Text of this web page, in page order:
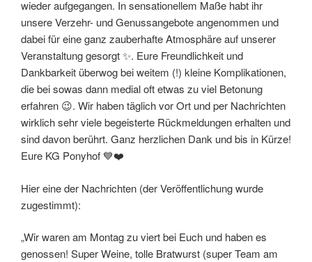
wieder aufgegangen. In sensationellem Maße habt ihr
unsere Verzehr- und Genussangebote angenommen und
dabei für eine ganz zauberhafte Atmosphäre auf unserer
Veranstaltung gesorgt ✨. Eure Freundlichkeit und
Dankbarkeit überwog bei weitem (!) kleine Komplikationen,
die bei sowas dann medial oft etwas zu viel Betonung
erfahren 😉. Wir haben täglich vor Ort und per Nachrichten
wirklich sehr viele begeisterte Rückmeldungen erhalten und
sind davon berührt. Ganz herzlichen Dank und bis in Kürze!
Eure KG Ponyhof 💙❤️
Hier eine der Nachrichten (der Veröffentlichung wurde
zugestimmt):
„Wir waren am Montag zu viert bei Euch und haben es
genossen! Super Weine, tolle Bratwurst (super Team am